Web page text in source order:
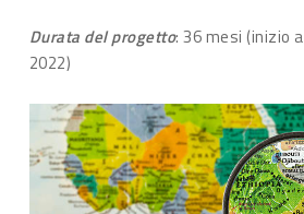
Durata del progetto: 36 mesi (inizio
2022)